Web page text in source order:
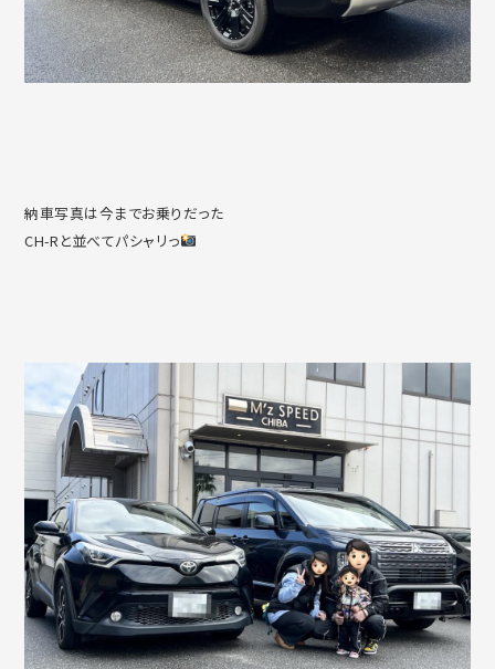
納車写真は今までお乗りだった
CH-Rと並べてパシャリっ